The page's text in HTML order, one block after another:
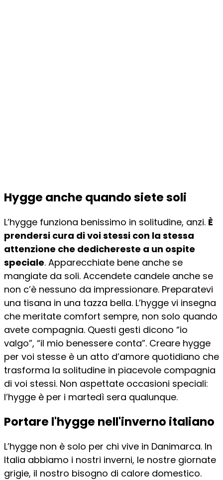
Hygge anche quando siete soli
L’hygge funziona benissimo in solitudine, anzi. È
prendersi cura di voi stessi con la stessa
attenzione che dedichereste a un ospite
speciale. Apparecchiate bene anche se
mangiate da soli. Accendete candele anche se
non c’è nessuno da impressionare. Preparatevi
una tisana in una tazza bella. L’hygge vi insegna
che meritate comfort sempre, non solo quando
avete compagnia. Questi gesti dicono “io
valgo”, “il mio benessere conta”. Creare hygge
per voi stesse è un atto d’amore quotidiano che
trasforma la solitudine in piacevole compagnia
di voi stessi. Non aspettate occasioni speciali:
l’hygge è per i martedì sera qualunque.
Portare l'hygge nell'inverno italiano
L’hygge non è solo per chi vive in Danimarca. In
Italia abbiamo i nostri inverni, le nostre giornate
grigie, il nostro bisogno di calore domestico.